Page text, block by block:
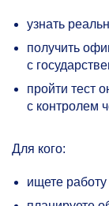
узнать
получить
с
пройти тест
с контролем
Для кого:
ищете